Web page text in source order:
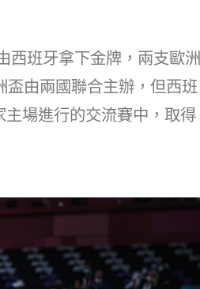
西班牙拿下金牌，兩支歐洲
盃由兩國聯合主辦，但西班
場進行的交流賽中，取得